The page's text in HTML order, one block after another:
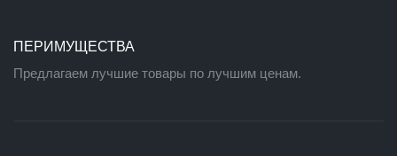
ПЕРИМУЩЕСТВА
Предлагаем лучшие товары по лучшим ценам.